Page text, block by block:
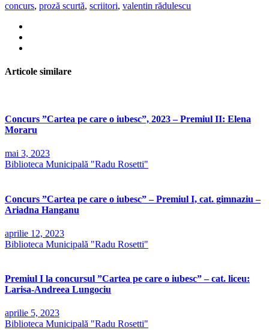
concurs, proză scurtă, scriitori, valentin rădulescu
Articole similare
Concurs ”Cartea pe care o iubesc”, 2023 – Premiul II: Elena
Moraru
mai 3, 2023
Biblioteca Municipală "Radu Rosetti"
Concurs ”Cartea pe care o iubesc” – Premiul I, cat. gimnaziu –
Ariadna Hanganu
aprilie 12, 2023
Biblioteca Municipală "Radu Rosetti"
Premiul I la concursul ”Cartea pe care o iubesc” – cat. liceu:
Larisa-Andreea Lungociu
aprilie 5, 2023
Biblioteca Municipală "Radu Rosetti"